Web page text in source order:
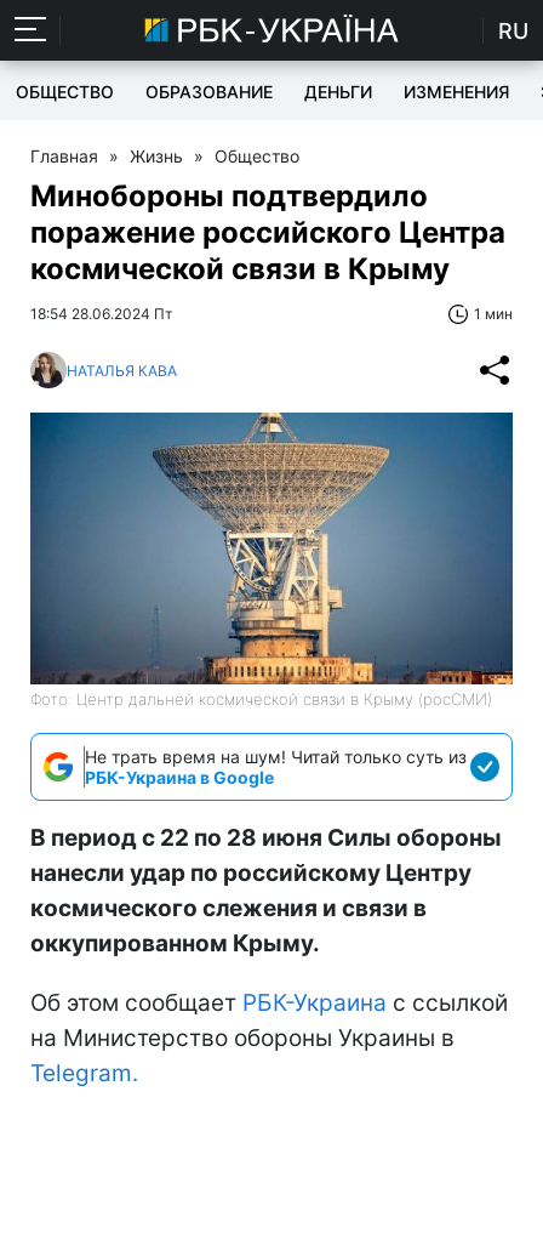
RU
ОБЩЕСТВО ОБРАЗОВАНИЕ ДЕНЬГИ ИЗМЕНЕНИЯ
Главная » Жизнь » Общество
Минобороны подтвердило
поражение российского Центра
космической связи в Крыму
18:54 28.06.2024 Пт 1 мин
НАТАЛЬЯ КАВА
Фото: Центр дальней космической связи в Крыму (росСМИ)
Не трать время на шум! Читай только суть из
РБК-Украина в Google
В период с 22 по 28 июня Силы обороны
нанесли удар по российскому Центру
космического слежения и связи в
оккупированном Крыму.
Об этом сообщает РБК-Украина с ссылкой
на Министерство обороны Украины в
Telegram.